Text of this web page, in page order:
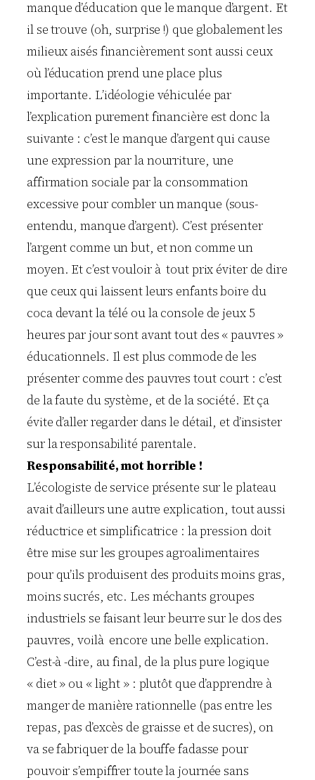
manque d’éducation que le manque d’argent. Et
il se trouve (oh, surprise !) que globalement les
milieux aisés financièrement sont aussi ceux
où l’éducation prend une place plus
importante. L’idéologie véhiculée par
l’explication purement financière est donc la
suivante : c’est le manque d’argent qui cause
une expression par la nourriture, une
affirmation sociale par la consommation
excessive pour combler un manque (sous-
entendu, manque d’argent). C’est présenter
l’argent comme un but, et non comme un
moyen. Et c’est vouloir à tout prix éviter de dire
que ceux qui laissent leurs enfants boire du
coca devant la télé ou la console de jeux 5
heures par jour sont avant tout des « pauvres »
éducationnels. Il est plus commode de les
présenter comme des pauvres tout court : c’est
de la faute du système, et de la société. Et ça
évite d’aller regarder dans le détail, et d’insister
sur la responsabilité parentale.
Responsabilité, mot horrible !
L’écologiste de service présente sur le plateau
avait d’ailleurs une autre explication, tout aussi
réductrice et simplificatrice : la pression doit
être mise sur les groupes agroalimentaires
pour qu’ils produisent des produits moins gras,
moins sucrés, etc. Les méchants groupes
industriels se faisant leur beurre sur le dos des
pauvres, voilà encore une belle explication.
C’est-à -dire, au final, de la plus pure logique
« diet » ou « light » : plutôt que d’apprendre à
manger de manière rationnelle (pas entre les
repas, pas d’excès de graisse et de sucres), on
va se fabriquer de la bouffe fadasse pour
pouvoir s’empiffrer toute la journée sans